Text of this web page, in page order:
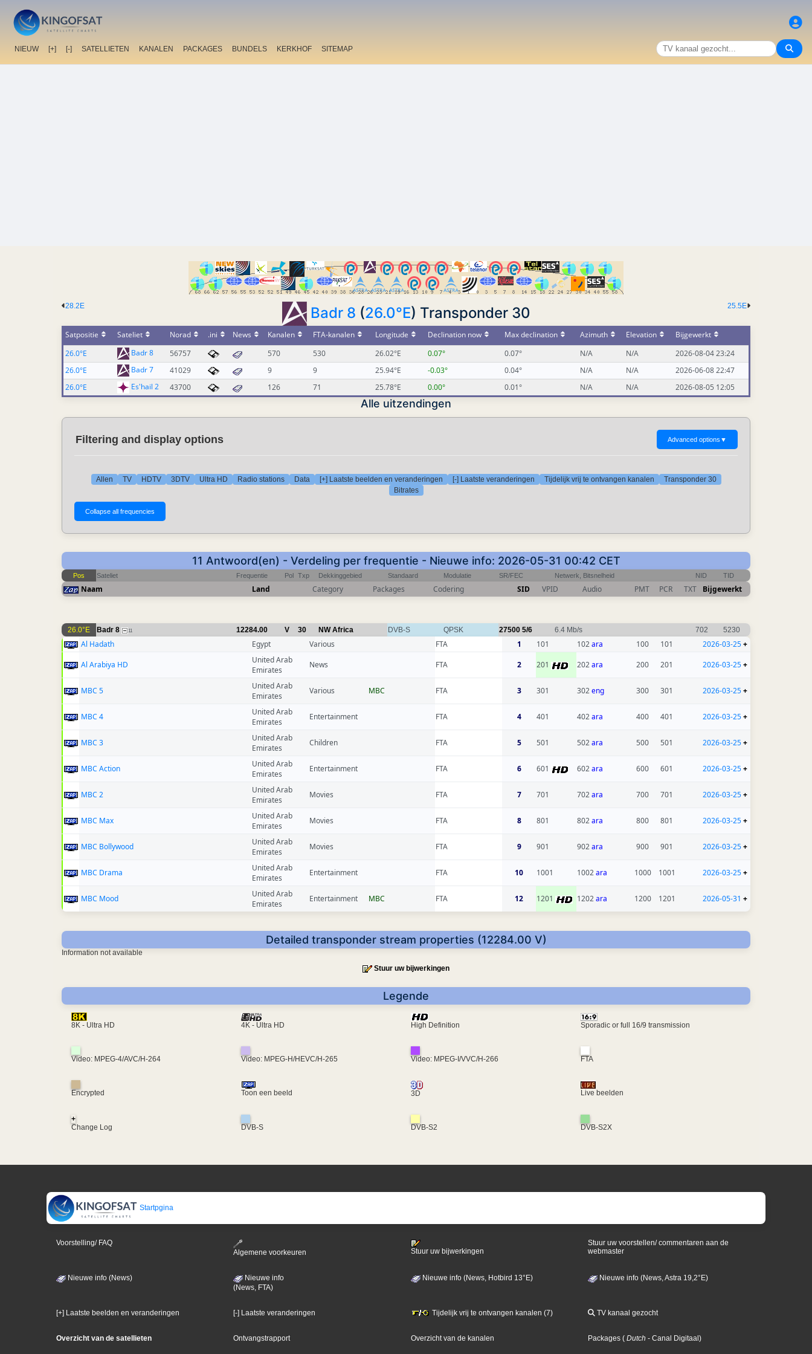
NIEUW [+] [-] SATELLIETEN KANALEN PACKAGES BUNDELS KERKHOF SITEMAP
25.5E
28.2E Badr 8 (26.0°E) Transponder 30
Satpositie Sateliet Norad .ini News Kanalen FTA-kanalen Longitude Declination now Max declination Azimuth Elevation
Bijgewerkt
26.0°E
Badr 8 56757 570 530 26.02°E 0.07° 0.07° N/A N/A
2026-08-04 23:24
26.0°E
Badr 7 41029 9 9 25.94°E -0.03° 0.04° N/A N/A
2026-06-08 22:47
26.0°E
Es'hail 2 43700 126 71 25.78°E 0.00° 0.01° N/A N/A 2026-08-05 12:05
Alle uitzendingen
Filtering and display options Advanced options ▼
Allen TV HDTV 3DTV Ultra HD Radio stations Data [+] Laatste beelden en veranderingen [-] Laatste veranderingen Tijdelijk vrij te ontvangen kanalen
Transponder 30
Bitrates
11 Antwoord(en) - Verdeling per frequentie - Nieuwe info: 2026-05-31 00:42 CET
Pos Sateliet Frequentie Pol Txp Dekkinggebied Standaard Modulatie SR/FEC Netwerk, Bitsnelheid NID TID
Naam Land Category Packages Codering SID VPID Audio PMT PCR TXT Bijgewerkt
26.0°E Badr 8 11 12284.00 V 30 NW Africa DVB-S QPSK 27500 5/6 6.4 Mb/s 702 5230
Al Hadath Egypt Various FTA 1 101 102ara 100 101 2026-03-25+
Al Arabiya HD
United Arab
Emirates
News FTA 2 201 202ara 200 201 2026-03-25+
MBC 5
United Arab
Emirates
Various MBC FTA 3 301 302eng 300 301 2026-03-25+
MBC 4
United Arab
Emirates
Entertainment FTA 4 401 402ara 400 401 2026-03-25+
MBC 3
United Arab
Emirates
Children FTA 5 501 502ara 500 501 2026-03-25+
MBC Action
United Arab
Emirates
Entertainment FTA 6 601 602ara 600 601 2026-03-25+
MBC 2
United Arab
Emirates
Movies FTA 7 701 702ara 700 701 2026-03-25+
MBC Max
United Arab
Emirates
Movies FTA 8 801 802ara 800 801 2026-03-25+
MBC Bollywood
United Arab
Emirates
Movies FTA 9 901 902ara 900 901 2026-03-25+
MBC Drama
United Arab
Emirates
Entertainment FTA 10 1001 1002ara 1000 1001 2026-03-25+
MBC Mood
United Arab
Emirates
Entertainment MBC FTA 12 1201 1202ara 1200 1201 2026-05-31 +
Detailed transponder stream properties (12284.00 V)
Information not available
Stuur uw bijwerkingen
Legende
8K - Ultra HD 4K - Ultra HD High Definition Sporadic or full 16/9 transmission
Video: MPEG-4/AVC/H-264 Video: MPEG-H/HEVC/H-265 Video: MPEG-I/VVC/H-266 FTA
Encrypted Toon een beeld 3D Live beelden
+
Change Log
DVB-S DVB-S2 DVB-S2X
Startpgina
Voorstelling/ FAQ
Algemene voorkeuren
Stuur uw bijwerkingen
Stuur uw voorstellen/ commentaren aan de
webmaster
Nieuwe info (News)
Nieuwe info
(News, FTA)
Nieuwe info (News, Hotbird 13°E) Nieuwe info (News, Astra 19,2°E)
[+] Laatste beelden en veranderingen [-] Laatste veranderingen Tijdelijk vrij te ontvangen kanalen (7) TV kanaal gezocht
Overzicht van de satellieten Ontvangstrapport Overzicht van de kanalen Packages ( Dutch - Canal Digitaal)